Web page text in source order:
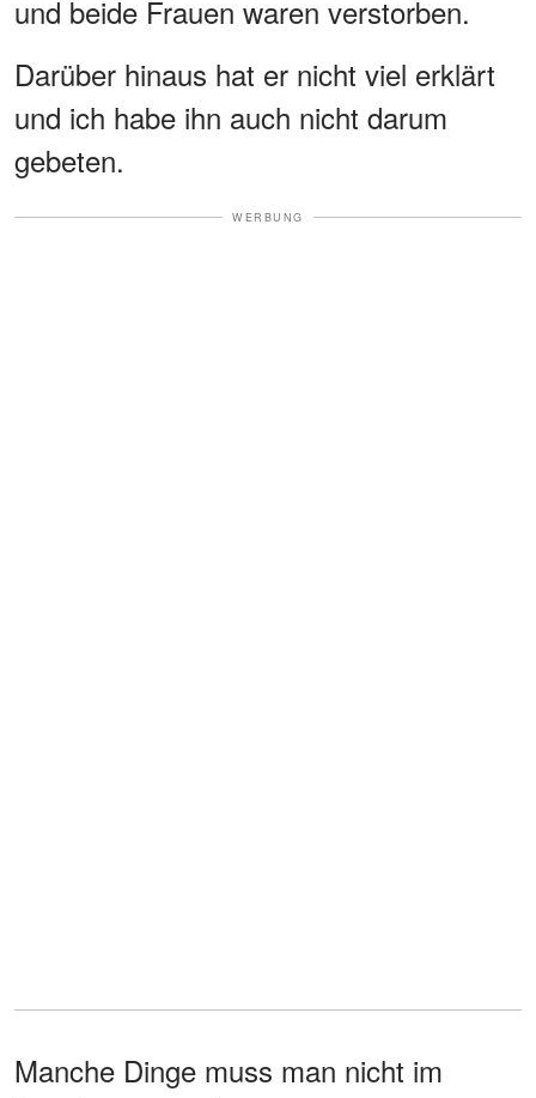
und beide Frauen waren verstorben.
Darüber hinaus hat er nicht viel erklärt
und ich habe ihn auch nicht darum
gebeten.
WERBUNG
Manche Dinge muss man nicht im